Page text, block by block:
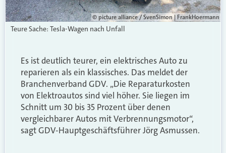
© picture alliance / SvenSimon | FrankHoermann
Teure Sache: Tesla-Wagen nach Unfall
Es ist deutlich teurer, ein elektrisches Auto zu
reparieren als ein klassisches. Das meldet der
Branchenverband GDV. „Die Reparaturkosten
von Elektroautos sind viel höher. Sie liegen im
Schnitt um 30 bis 35 Prozent über denen
vergleichbarer Autos mit Verbrennungsmotor“,
sagt GDV-Hauptgeschäftsführer Jörg Asmussen.